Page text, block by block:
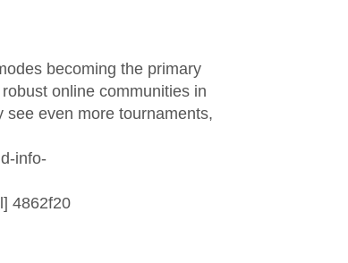
becoming the primary
online communities in
see even more tournaments,
info-
4862f20